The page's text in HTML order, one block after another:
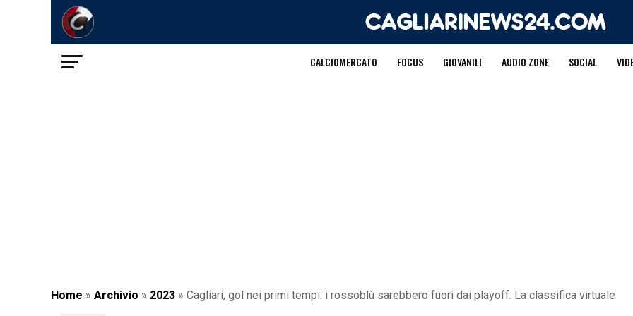
CALCIOMERCATO FOCUS GIOVANILI AUDIO ZONE SOCIAL
Home » Archivio » 2023 » Cagliari, gol nei primi tempi: i rossoblù sarebbero fuori dai playoff. La classifica virtuale